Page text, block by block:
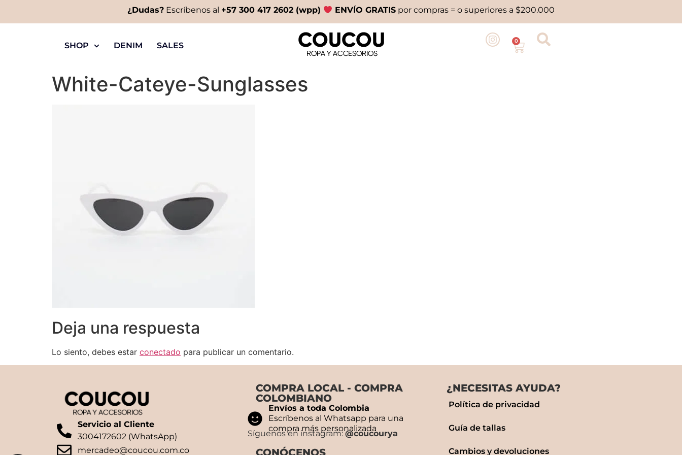
¿Dudas?Escríbenos al +57 300 417 2602 (wpp) ENVÍO GRATIS por compras = o superiores a $200.000
SHOP DENIM SALES 0
White-Cateye-Sunglasses
Deja una respuesta
Lo siento, debes estar conectado para publicar un comentario.
Servicio al Cliente
3004172602 (WhatsApp)
mercadeo@coucou.com.co
COMPRA LOCAL - COMPRA
COLOMBIANO
Envíos a toda Colombia
Escríbenos al Whatsapp para una
compra más personalizada
Síguenos en instagram:@coucourya
CONÓCENOS
¿NECESITAS AYUDA?
Política de privacidad
Guía de tallas
Cambios y devoluciones